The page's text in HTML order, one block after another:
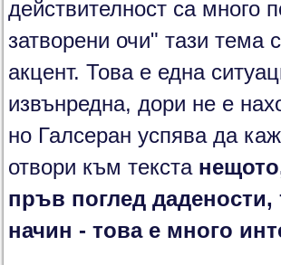
действителност са
затворени очи" тази тема
акцент. Това е една
извънредна, дори не е
но Галсеран успява да
отвори към текста
пръв поглед
начин - това е много